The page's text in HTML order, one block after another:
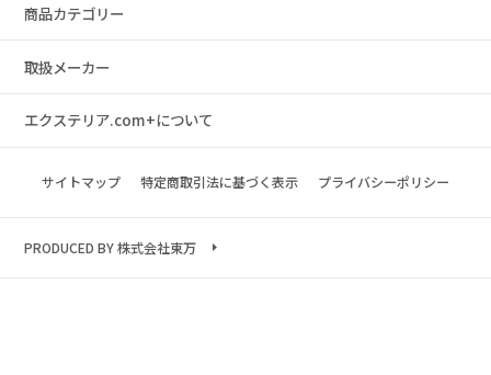
商品カテゴリー
取扱メーカー
エクステリア.com+について
サイトマップ 特定商取引法に基づく表示 プライバシーポリシー
PRODUCED BY 株式会社東万